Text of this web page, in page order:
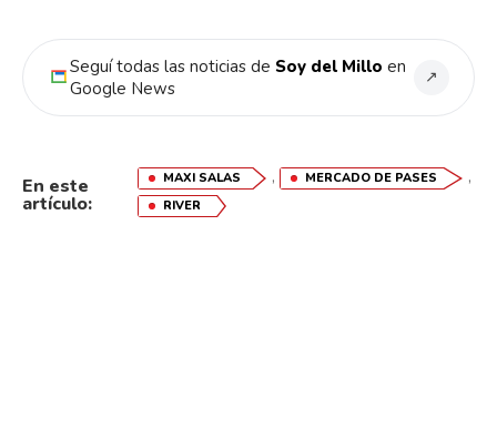
Seguí todas las noticias de Soy del Millo en
Google News
↗
En este
artículo:
MAXI SALAS , MERCADO DE PASES ,
RIVER
Whatsapp
Email